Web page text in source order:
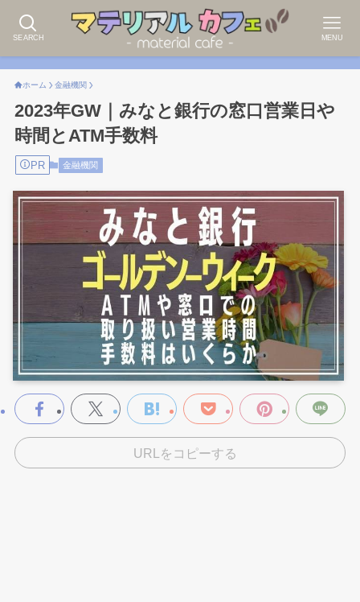
SEARCH MENU
ホーム 金融機関
2023年GW｜みなと銀行の窓口営業日や
時間とATM手数料
PR 金融機関
URLをコピーする